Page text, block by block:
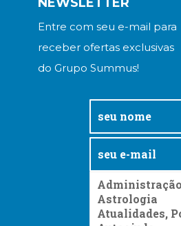
Entre com seu e-mail para
receber ofertas exclusivas
do Grupo Summus!